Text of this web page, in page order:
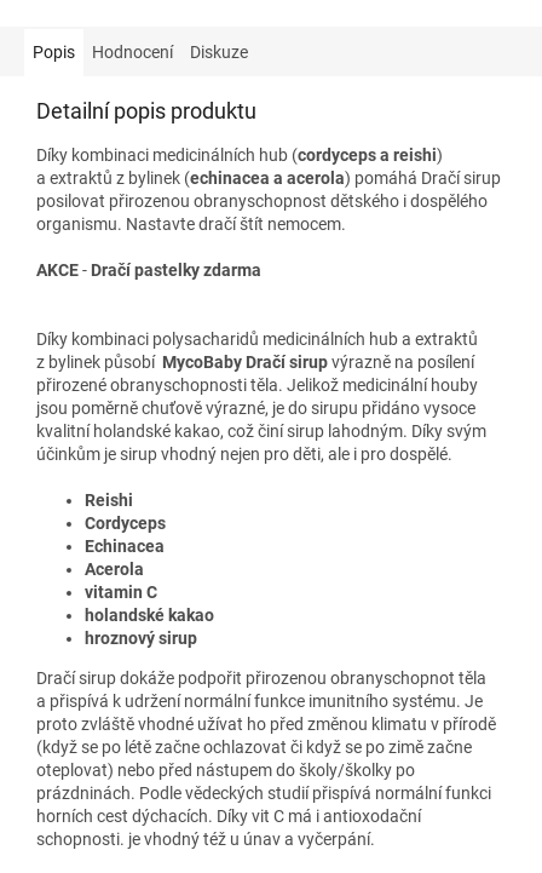
Popis Hodnocení Diskuze
Detailní popis produktu
Díky kombinaci medicinálních hub (cordyceps a reishi)
a extraktů z bylinek (echinacea a acerola) pomáhá Dračí sirup
posilovat přirozenou obranyschopnost dětského i dospělého
organismu. Nastavte dračí štít nemocem.
AKCE- Dračí pastelky zdarma
Díky kombinaci polysacharidů medicinálních hub a extraktů
z bylinek působí MycoBaby Dračí sirupvýrazně na posílení
přirozené obranyschopnosti těla. Jelikož medicinální houby
jsou poměrně chuťově výrazné, je do sirupu přidáno vysoce
kvalitní holandské kakao, což činí sirup lahodným. Díky svým
účinkům je sirup vhodný nejen pro děti, ale i pro dospělé.
Reishi
Cordyceps
Echinacea
Acerola
vitamin C
holandské kakao
hroznový sirup
Dračí sirup dokáže podpořit přirozenou obranyschopnot těla
a přispívá k udržení normální funkce imunitního systému. Je
proto zvláště vhodné užívat ho před změnou klimatu v přírodě
(když se po létě začne ochlazovat či když se po zimě začne
oteplovat) nebo před nástupem do školy/školky po
prázdninách. Podle vědeckých studií přispívá normální funkci
horních cest dýchacích. Díky vit C má i antioxodační
schopnosti. je vhodný též u únav a vyčerpání.